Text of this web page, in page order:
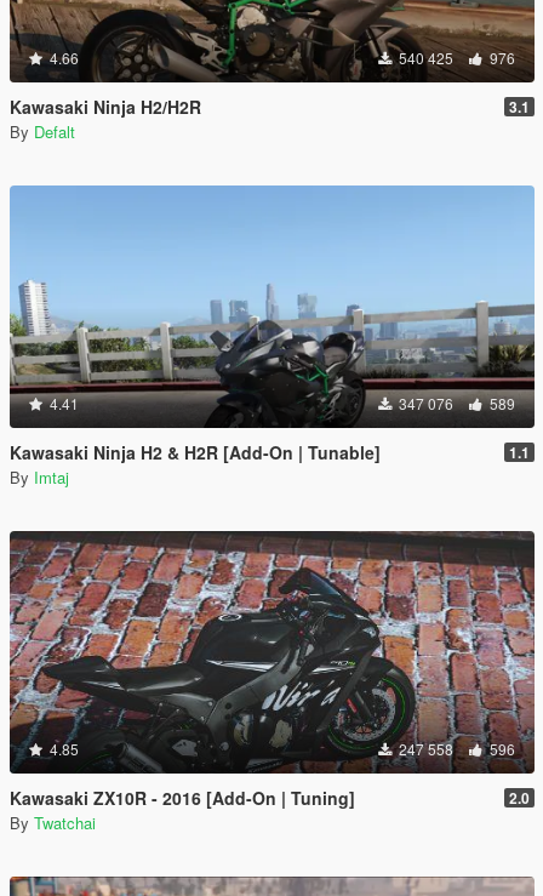
4.66 540 425 976
Kawasaki Ninja H2/H2R 3.1
By Defalt
4.41 347 076 589
Kawasaki Ninja H2 & H2R [Add-On | Tunable] 1.1
By Imtaj
4.85 247 558 596
Kawasaki ZX10R - 2016 [Add-On | Tuning] 2.0
By Twatchai